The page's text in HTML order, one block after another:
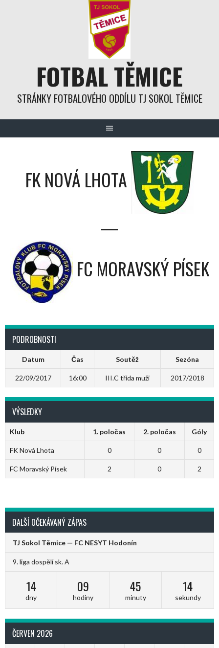
FOTBAL TĚMICE
STRÁNKY FOTBALOVÉHO ODDÍLU TJ SOKOL TĚMICE
FK NOVÁ LHOTA
—
FC MORAVSKÝ PÍSEK
PODROBNOSTI
Datum Čas Soutěž Sezóna
22/09/2017 16:00 III.C třída muži 2017/2018
VÝSLEDKY
Klub 1. poločas 2. poločas Góly
FK Nová Lhota 0 0 0
FC Moravský Písek 2 0 2
DALŠÍ OČEKÁVANÝ ZÁPAS
TJ Sokol Těmice — FC NESYT Hodonín
9. liga dospělí sk. A
14
dny
09
hodiny
45
minuty
14
sekundy
ČERVEN 2026